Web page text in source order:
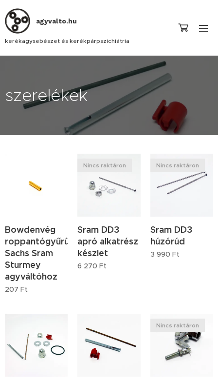
agyvalto.hu
kerékagysebészet és kerékpárpszichiátria
szerelékek
Bowdenvég
roppantógyűrű
Sachs Sram
Sturmey
agyváltóhoz
207 Ft
Sram DD3
apró alkatrész
készlet
Nincs raktáron
6 270 Ft
Sram DD3
húzórúd
Nincs raktáron
3 990 Ft
Nincs raktáron